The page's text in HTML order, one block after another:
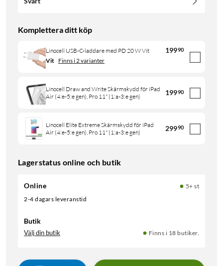
Komplettera ditt köp
Linocell USB-C-laddare med PD 20 W Vit 19990
Vit Finns i 2 varianter
Linocell Draw and Write Skärmskydd för iPad
Air (4:e-5:e gen), Pro 11" (1:a-3:e gen)
19990
Linocell Elite Extreme Skärmskydd för iPad
Air (4:e-5:e gen), Pro 11" (1:a-3:e gen)
29990
Lagerstatus online och butik
Online
5+ st
2-4 dagars leveranstid
Butik
Välj din butik Finns i 18 butiker.